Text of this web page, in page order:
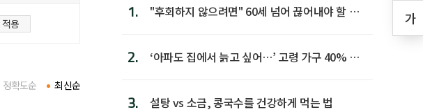
가
적용
최신순
정확도순
1.
"후회하지 않으려면" 60세 넘어 끊어내야 할 사
2.
‘아파도 집에서 늙고 싶어…’ 고령 가구 40% 노
3. 설탕 vs 소금, 콩국수를 건강하게 먹는 법